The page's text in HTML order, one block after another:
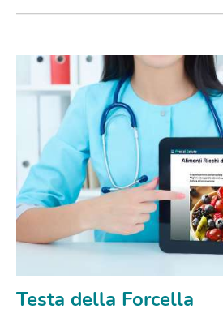
Testa della Forcella